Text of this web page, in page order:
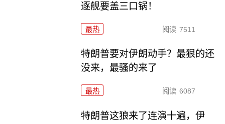
逐舰要盖三口锅！
最热 阅读 7511
特朗普要对伊朗动手？最狠的还
没来，最骚的来了
最热 阅读 6087
特朗普这狼来了连演十遍，伊